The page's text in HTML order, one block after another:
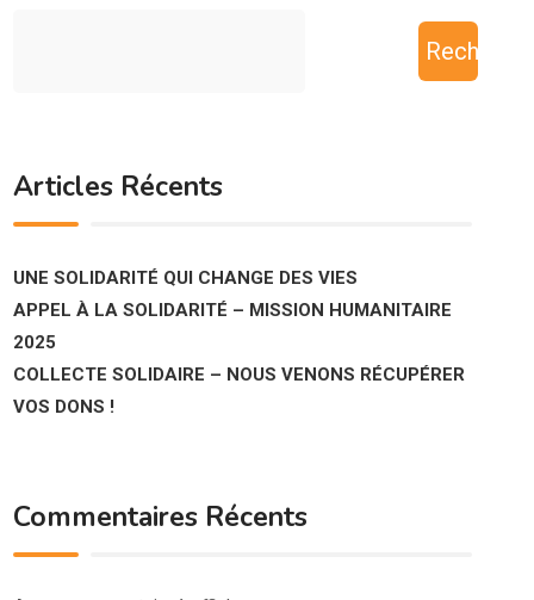
Articles Récents
UNE SOLIDARITÉ QUI CHANGE DES VIES
APPEL À LA SOLIDARITÉ – MISSION HUMANITAIRE
2025
COLLECTE SOLIDAIRE – NOUS VENONS RÉCUPÉRER
VOS DONS !
Commentaires Récents